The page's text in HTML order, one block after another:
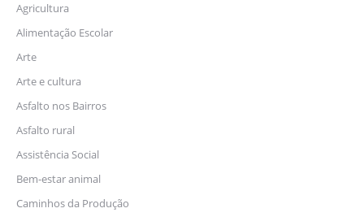
Agricultura
Alimentação Escolar
Arte
Arte e cultura
Asfalto nos Bairros
Asfalto rural
Assistência Social
Bem-estar animal
Caminhos da Produção